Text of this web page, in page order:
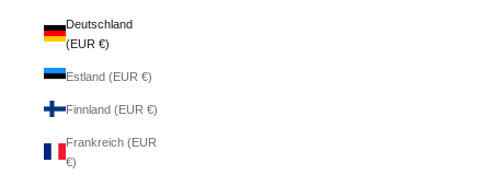
Deutschland
(EUR €)
Estland (EUR €)
Finnland (EUR €)
Frankreich (EUR
€)